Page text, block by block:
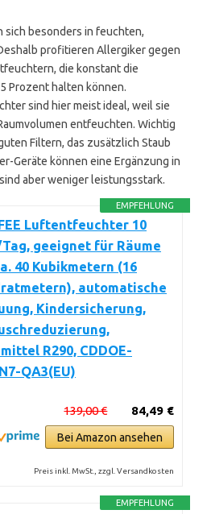
sich besonders in feuchten,
profitieren Allergiker gegen
die konstant die
Prozent halten können.
sind hier meist ideal, weil sie
entfeuchten. Wichtig
Filtern, das zusätzlich Staub
Geräte können eine Ergänzung in
aber weniger leistungsstark.
EMPFEHLUNG
Luftentfeuchter 10
geeignet für Räume
40 Kubikmetern (16
automatische
Kindersicherung,
R290, CDDOE-
QA3(EU)
84,49 €
139,00 €
Bei Amazon ansehen
Preis inkl. MwSt., zzgl. Versandkosten
EMPFEHLUNG